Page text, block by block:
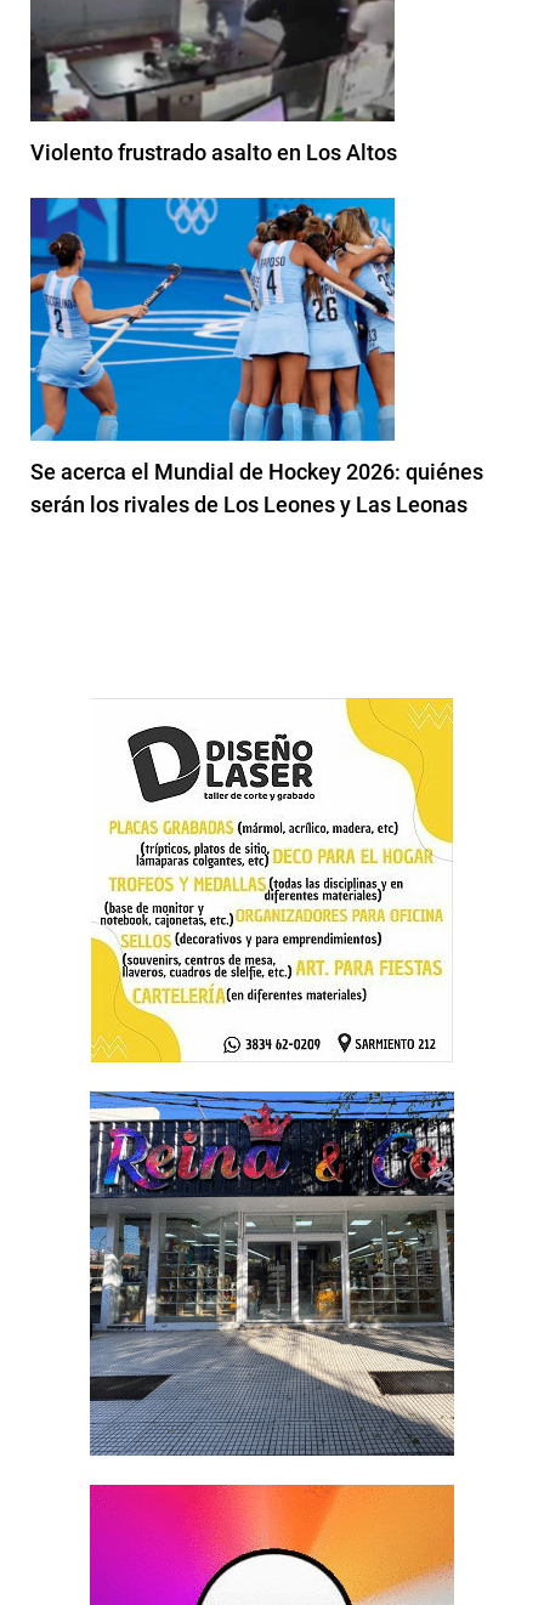
Violento frustrado asalto en Los Altos
Se acerca el Mundial de Hockey 2026: quiénes
serán los rivales de Los Leones y Las Leonas